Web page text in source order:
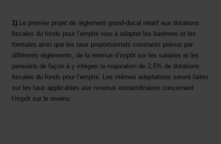
(2805MCH)
05.04.2004
1) Le premier projet de règlement grand-ducal relatif aux dotations
fiscales du fonds pour l’emploi vise à adapter les barèmes et les
formules ainsi que les taux proportionnels constants prévus par
différents règlements, de la retenue d’impôt sur les salaires et les
pensions de façon à y intégrer la majoration de 2,5% de dotations
fiscales du fonds pour l’emploi. Les mêmes adaptations seront faites
sur les taux applicables aux revenus extraordinaires concernant
l’impôt sur le revenu.